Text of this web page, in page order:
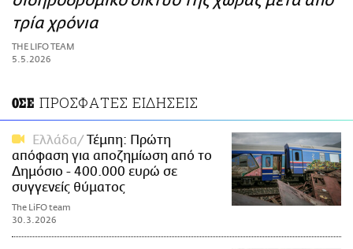
ΑΜΠΑ
PRINT
τρία χρόνια
THE LIFO TEAM
5.5.2026
ΟΣΕ ΠΡΟΣΦΑΤΕΣ ΕΙΔΗΣΕΙΣ
Ελλάδα
Τέμπη: Πρώτη
απόφαση για αποζημίωση από το
Δημόσιο - 400.000 ευρώ σε
συγγενείς θύματος
The LiFO team
30.3.2026